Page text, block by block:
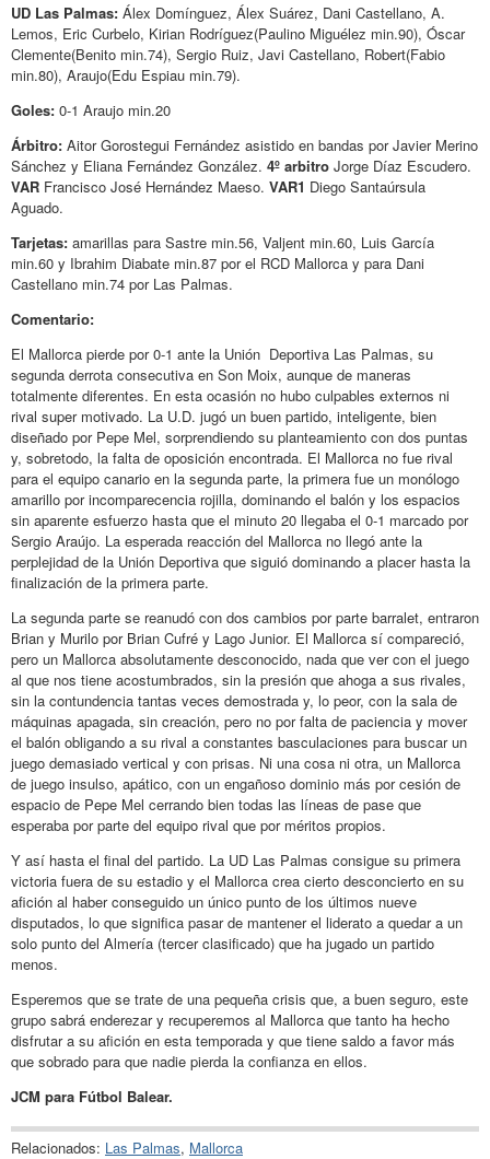
UD Las Palmas: Álex Domínguez, Álex Suárez, Dani Castellano, A.
Lemos, Eric Curbelo, Kirian Rodríguez(Paulino Miguélez min.90), Óscar
Clemente(Benito min.74), Sergio Ruiz, Javi Castellano, Robert(Fabio
min.80), Araujo(Edu Espiau min.79).
Goles: 0-1 Araujo min.20
Árbitro: Aitor Gorostegui Fernández asistido en bandas por Javier Merino
Sánchez y Eliana Fernández González. 4º arbitro Jorge Díaz Escudero.
VAR Francisco José Hernández Maeso. VAR1 Diego Santaúrsula
Aguado.
Tarjetas: amarillas para Sastre min.56, Valjent min.60, Luis García
min.60 y Ibrahim Diabate min.87 por el RCD Mallorca y para Dani
Castellano min.74 por Las Palmas.
Comentario:
El Mallorca pierde por 0-1 ante la Unión Deportiva Las Palmas, su
segunda derrota consecutiva en Son Moix, aunque de maneras
totalmente diferentes. En esta ocasión no hubo culpables externos ni
rival super motivado. La U.D. jugó un buen partido, inteligente, bien
diseñado por Pepe Mel, sorprendiendo su planteamiento con dos puntas
y, sobretodo, la falta de oposición encontrada. El Mallorca no fue rival
para el equipo canario en la segunda parte, la primera fue un monólogo
amarillo por incomparecencia rojilla, dominando el balón y los espacios
sin aparente esfuerzo hasta que el minuto 20 llegaba el 0-1 marcado por
Sergio Araújo. La esperada reacción del Mallorca no llegó ante la
perplejidad de la Unión Deportiva que siguió dominando a placer hasta la
finalización de la primera parte.
La segunda parte se reanudó con dos cambios por parte barralet, entraron
Brian y Murilo por Brian Cufré y Lago Junior. El Mallorca sí compareció,
pero un Mallorca absolutamente desconocido, nada que ver con el juego
al que nos tiene acostumbrados, sin la presión que ahoga a sus rivales,
sin la contundencia tantas veces demostrada y, lo peor, con la sala de
máquinas apagada, sin creación, pero no por falta de paciencia y mover
el balón obligando a su rival a constantes basculaciones para buscar un
juego demasiado vertical y con prisas. Ni una cosa ni otra, un Mallorca
de juego insulso, apático, con un engañoso dominio más por cesión de
espacio de Pepe Mel cerrando bien todas las líneas de pase que
esperaba por parte del equipo rival que por méritos propios.
Y así hasta el final del partido. La UD Las Palmas consigue su primera
victoria fuera de su estadio y el Mallorca crea cierto desconcierto en su
afición al haber conseguido un único punto de los últimos nueve
disputados, lo que significa pasar de mantener el liderato a quedar a un
solo punto del Almería (tercer clasificado) que ha jugado un partido
menos.
Esperemos que se trate de una pequeña crisis que, a buen seguro, este
grupo sabrá enderezar y recuperemos al Mallorca que tanto ha hecho
disfrutar a su afición en esta temporada y que tiene saldo a favor más
que sobrado para que nadie pierda la confianza en ellos.
JCM para Fútbol Balear.
Relacionados: Las Palmas, Mallorca